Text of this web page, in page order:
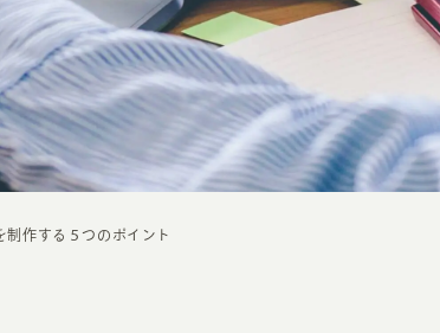
制作する５つのポイント